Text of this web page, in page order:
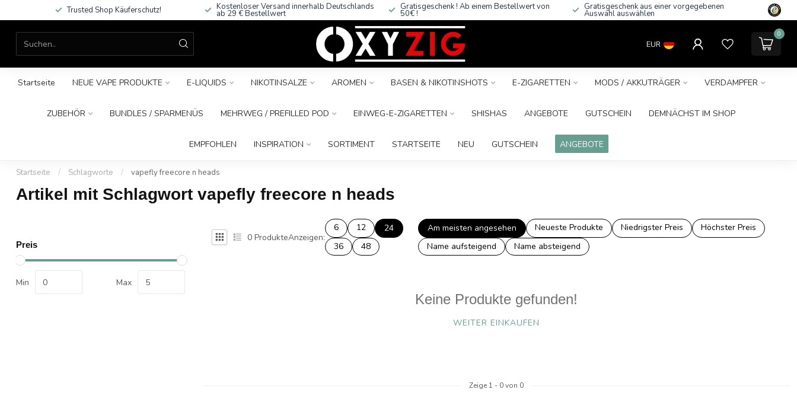
Trusted Shop Käuferschutz! Kostenloser Versand innerhalb Deutschlands
ab 29 € Bestellwert
Gratisgeschenk ! Ab einem Bestellwert von
50€ !
Gratisgeschenk aus einer vorgegebenen
Auswahl auswählen
EUR
0
Startseite NEUE VAPE PRODUKTE E-LIQUIDS NIKOTINSALZE AROMEN BASEN & NIKOTINSHOTS E-ZIGARETTEN MODS / AKKUTRÄGER VERDAMPFER
ZUBEHÖR BUNDLES / SPARMENÜS MEHRWEG / PREFILLED POD EINWEG-E-ZIGARETTEN SHISHAS ANGEBOTE GUTSCHEIN DEMNÄCHST IM SHOP
EMPFOHLEN INSPIRATION SORTIMENT STARTSEITE NEU GUTSCHEIN ANGEBOTE
Startseite / Schlagworte / vapefly freecore n heads
Artikel mit Schlagwort vapefly freecore n heads
Preis
Min Max
0 ProdukteAnzeigen:
6 12
24
36
48
Am meisten angesehen Neueste Produkte Niedrigster Preis
Höchster Preis
Name aufsteigend
Name absteigend
Keine Produkte gefunden!
WEITER EINKAUFEN
Zeige 1 - 0von 0